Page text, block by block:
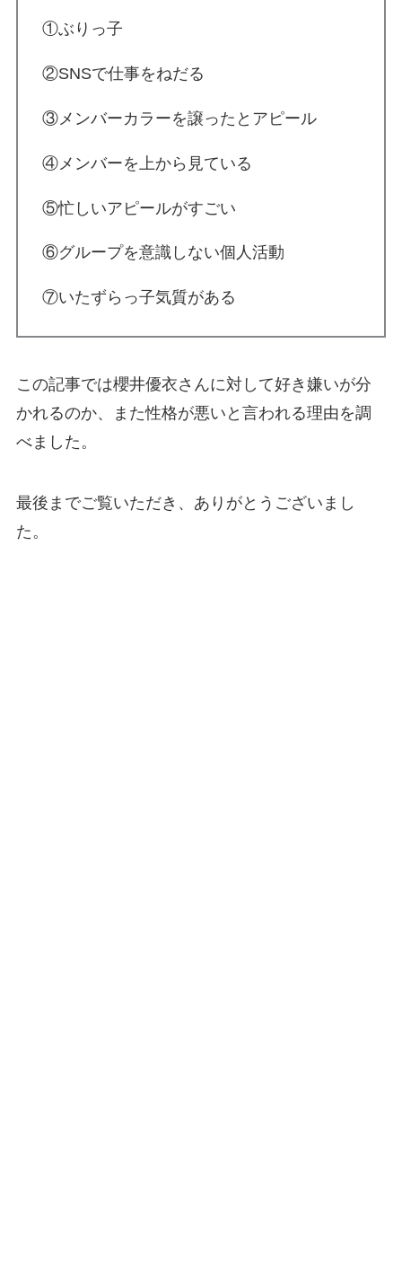
①ぶりっ子
②SNSで仕事をねだる
③メンバーカラーを譲ったとアピール
④メンバーを上から見ている
⑤忙しいアピールがすごい
⑥グループを意識しない個人活動
⑦いたずらっ子気質がある
この記事では櫻井優衣さんに対して好き嫌いが分
かれるのか、また性格が悪いと言われる理由を調
べました。
最後までご覧いただき、ありがとうございまし
た。